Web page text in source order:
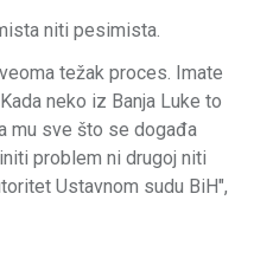
niti pesimista.
težak proces. Imate
neko iz Banja Luke to
mu sve što se događa
problem ni drugoj niti
Ustavnom sudu BiH",